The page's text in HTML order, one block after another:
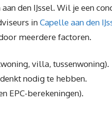
den IJssel. Wil je een
inCapelle aan den
meerdere factoren.
villa, tussenwoning).
nodig te hebben.
EPC-berekeningen).